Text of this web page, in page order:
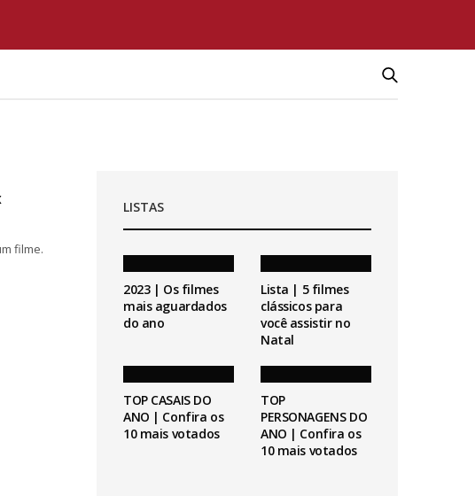
filme.
LISTAS
2023 | Os filmes
mais aguardados
do ano
Lista | 5 filmes
clássicos para
você assistir no
Natal
TOP CASAIS DO
ANO | Confira os
10 mais votados
TOP
PERSONAGENS DO
ANO | Confira os
10 mais votados